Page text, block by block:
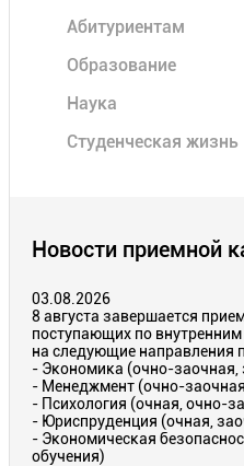
Абитуриентам
Образование
Наука
Студенческая жизнь
Новости приемной
03.08.2026
8 августа завершается
поступающих по
на следующие направления
- Экономика (очно-
- Менеджмент (очно-
- Психология (очная, очно-
- Юриспруденция (очная,
- Экономическая
обучения)